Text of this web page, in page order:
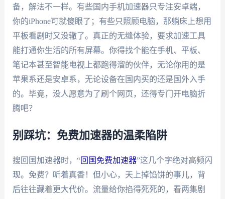
备，解法不一样。有些国内手机加速器只专注安卓端，
你的iPhone可就傻眼了；有些只照顾电脑，那躺床上想用
平板看剧时又没辙了。真正的无缝体验，要求加速工具
能打通你生活的所有屏幕。你得找个能在手机、平板、
笔记本甚至智能电视上都跑得溜的伙伴，无论你用的是
苹果系还是安卓系，无论设备在国内买的还是国外入手
的。毕竟，没人愿意为了刷个网页，还得专门开电脑折
腾吧？
别踩坑：免费加速器的温柔陷阱
搜回国加速器时，“回国免费加速器”这几个字绝对高频闪
现。免费？听着真香！但小心，天上掉馅饼的事儿，背
后往往藏着更大代价。流量给你掐得死死的，看两集剧